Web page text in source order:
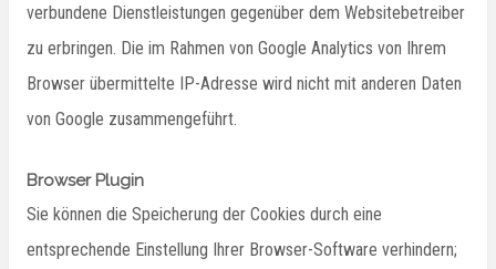
verbundene Dienstleistungen gegenüber dem Websitebetreiber
zu erbringen. Die im Rahmen von Google Analytics von Ihrem
Browser übermittelte IP-Adresse wird nicht mit anderen Daten
von Google zusammengeführt.
Browser Plugin
Sie können die Speicherung der Cookies durch eine
entsprechende Einstellung Ihrer Browser-Software verhindern;